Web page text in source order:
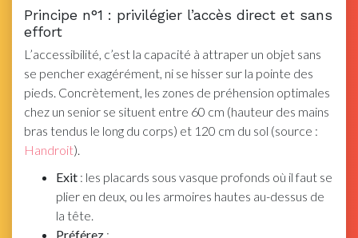
Principe n°1 : privilégier l’accès direct et sans
effort
L’accessibilité, c’est la capacité à attraper un objet sans
se pencher exagérément, ni se hisser sur la pointe des
pieds. Concrètement, les zones de préhension optimales
chez un senior se situent entre 60 cm (hauteur des mains
bras tendus le long du corps) et 120 cm du sol (source :
Handroit).
Exit : les placards sous vasque profonds où il faut se
plier en deux, ou les armoires hautes au-dessus de
la tête.
Préférez :